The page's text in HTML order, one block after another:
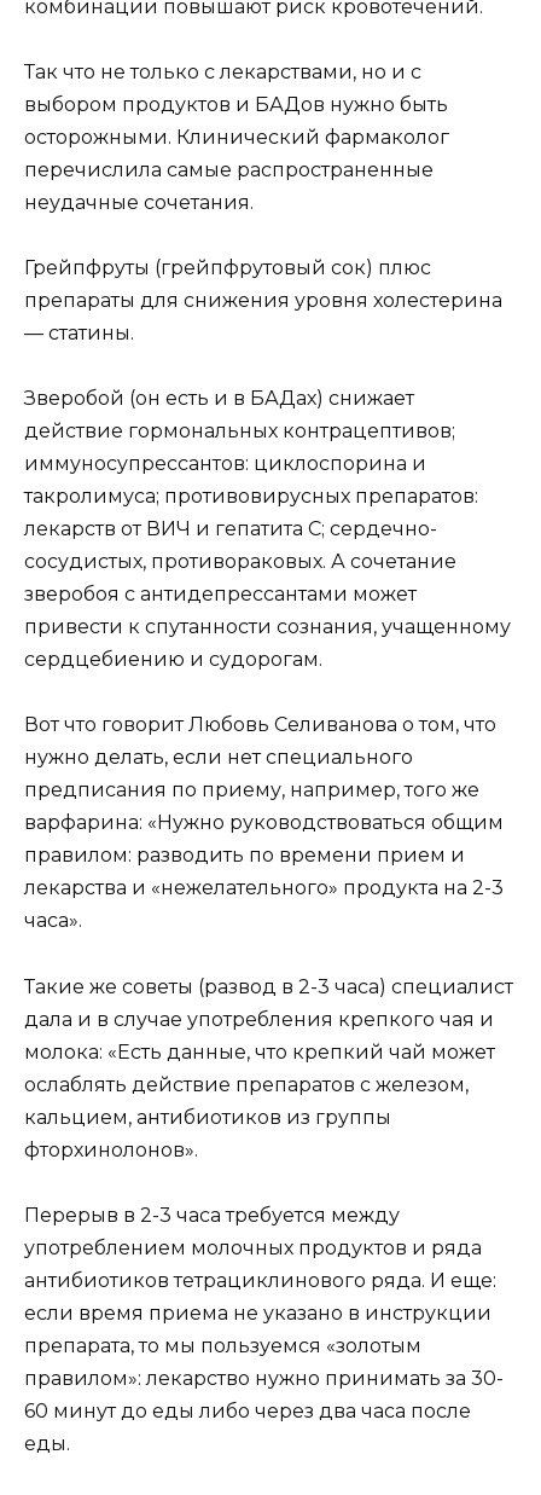
комбинации повышают риск кровотечений.
Так что не только с лекарствами, но и с
выбором продуктов и БАДов нужно быть
осторожными. Клинический фармаколог
перечислила самые распространенные
неудачные сочетания.
Грейпфруты (грейпфрутовый сок) плюс
препараты для снижения уровня холестерина
— статины.
Зверобой (он есть и в БАДах) снижает
действие гормональных контрацептивов;
иммуносупрессантов: циклоспорина и
такролимуса; противовирусных препаратов:
лекарств от ВИЧ и гепатита C; сердечно-
сосудистых, противораковых. А сочетание
зверобоя с антидепрессантами может
привести к спутанности сознания, учащенному
сердцебиению и судорогам.
Вот что говорит Любовь Селиванова о том, что
нужно делать, если нет специального
предписания по приему, например, того же
варфарина: «Нужно руководствоваться общим
правилом: разводить по времени прием и
лекарства и «нежелательного» продукта на 2-3
часа».
Такие же советы (развод в 2-3 часа) специалист
дала и в случае употребления крепкого чая и
молока: «Есть данные, что крепкий чай может
ослаблять действие препаратов с железом,
кальцием, антибиотиков из группы
фторхинолонов».
Перерыв в 2-3 часа требуется между
употреблением молочных продуктов и ряда
антибиотиков тетрациклинового ряда. И еще:
если время приема не указано в инструкции
препарата, то мы пользуемся «золотым
правилом»: лекарство нужно принимать за 30-
60 минут до еды либо через два часа после
еды.